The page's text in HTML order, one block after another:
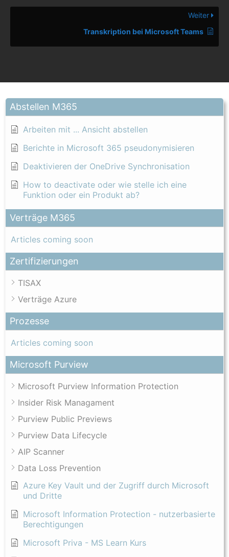
Abstellen M365
Arbeiten mit ... Ansicht abstellen
Berichte in Microsoft 365 pseudonymisieren
Deaktivieren der OneDrive Synchronisation
How to deactivate oder wie stelle ich eine
Funktion oder ein Produkt ab?
Verträge M365
Articles coming soon
Zertifizierungen
TISAX
Verträge Azure
Prozesse
Articles coming soon
Microsoft Purview
Microsoft Purview Information Protection
Insider Risk Managament
Purview Public Previews
Purview Data Lifecycle
AIP Scanner
Data Loss Prevention
Azure Key Vault und der Zugriff durch Microsoft
und Dritte
Microsoft Information Protection - nutzerbasierte
Berechtigungen
Microsoft Priva - MS Learn Kurs
Weiter
Transkription bei Microsoft Teams